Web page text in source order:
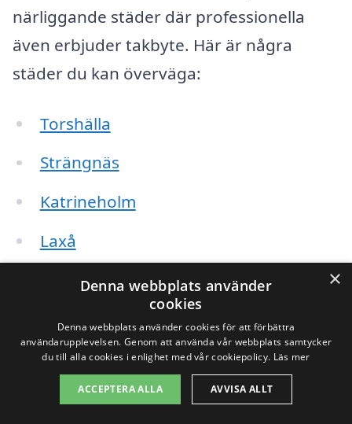
närliggande städer där professionella
även erbjuder takbyte. Här är några
städer du kan överväga:
Torshälla
Strängnäs
Katrineholm
Laxå
Munktellstaden
Nyköping
Flen
Tumbo
×
Denna webbplats använder
cookies
Denna webbplats använder cookies för att förbättra
användarupplevelsen. Genom att använda vår webbplats samtycker
du till alla cookies i enlighet med vår cookiepolicy. Läs mer
ACCEPTERA ALLA AVVISA ALLT